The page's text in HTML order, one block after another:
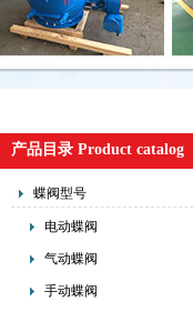
产品目录 Product catalog
蝶阀型号
电动蝶阀
气动蝶阀
手动蝶阀